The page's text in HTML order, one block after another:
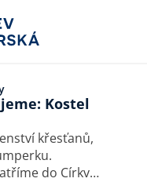
Kostel
křesťanů,
do Církve